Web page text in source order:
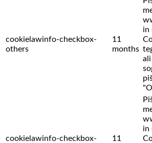
cookielawinfo-checkbox-
others
11
months
in
cookielawinfo-checkbox-
11
in